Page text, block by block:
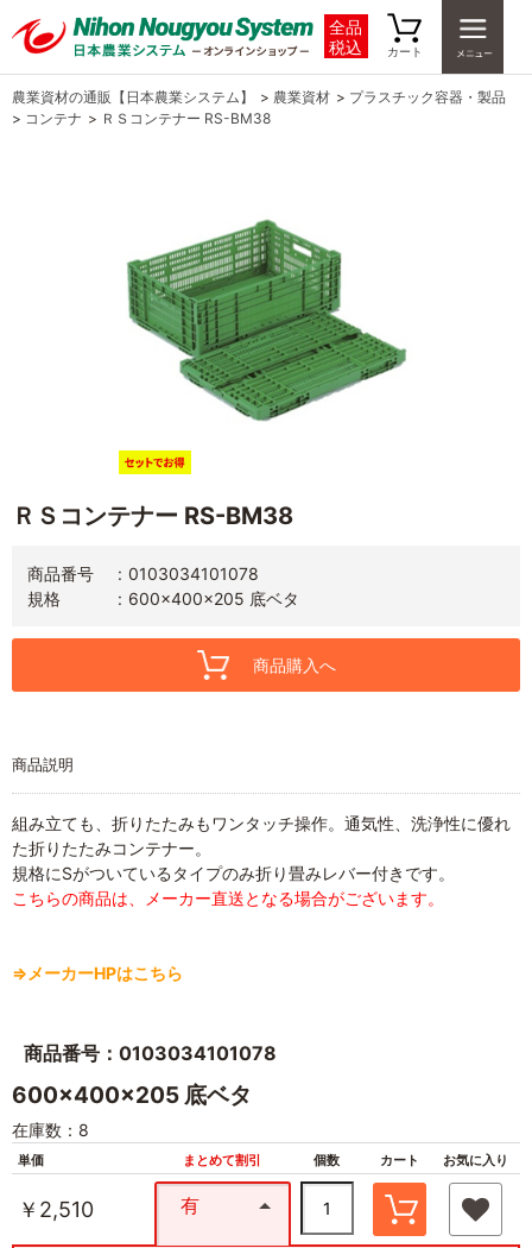
全品
税込
カート
農業資材の通販【日本農業システム】 > 農業資材 > プラスチック容器・製品
> コンテナ > ＲＳコンテナー RS-BM38
ＲＳコンテナー RS-BM38
商品番号
0103034101078
規格
600×400×205 底ベタ
商品購入へ
商品説明
組み立ても、折りたたみもワンタッチ操作。通気性、洗浄性に優れ
た折りたたみコンテナー。
規格にSがついているタイプのみ折り畳みレバー付きです。
こちらの商品は、メーカー直送となる場合がございます。
⇒メーカーHPはこちら
商品番号：0103034101078
600×400×205 底ベタ
在庫数：8
単価 まとめて割引 個数 カート お気に入り
￥2,510 有